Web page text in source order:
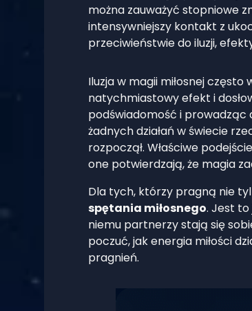
można zauważyć stopniowe
intensywniejszy kontakt z
przeciwieństwie do iluzji,
Iluzja w magii miłosnej
natychmiastowy efekt i
podświadomość i prowadząc
żadnych działań w świecie
rozpoczął. Właściwe
one potwierdzają, że magia
Dla tych, którzy pragną nie
spętania miłosnego. Jest to
niemu partnerzy stają się
poczuć, jak energia miłości
pragnień.